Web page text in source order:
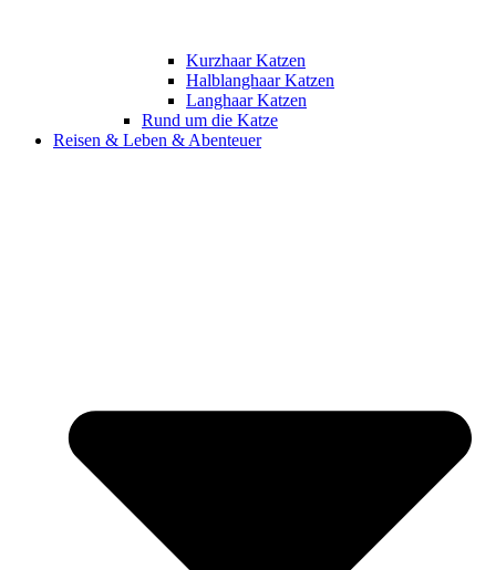
Kurzhaar Katzen
Halblanghaar Katzen
Langhaar Katzen
Rund um die Katze
Reisen & Leben & Abenteuer